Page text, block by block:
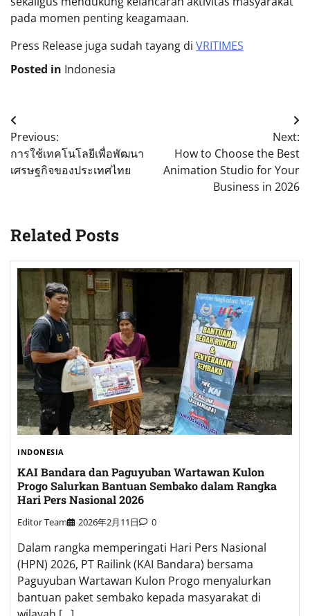
pada momen penting keagamaan.
Press Release juga sudah tayang di VRITIMES
Posted in Indonesia
Post
navigation
Previous:
การใช้เทคโนโลยีเพื่อพัฒนา
เศรษฐกิจของประเทศไทย
Next:
How to Choose the Best
Animation Studio for Your
Business in 2026
Related Posts
INDONESIA
KAI Bandara dan Paguyuban Wartawan Kulon
Progo Salurkan Bantuan Sembako dalam Rangka
Hari Pers Nasional 2026
Editor Team 2026年2月11日 0
Dalam rangka memperingati Hari Pers Nasional
(HPN) 2026, PT Railink (KAI Bandara) bersama
Paguyuban Wartawan Kulon Progo menyalurkan
bantuan paket sembako kepada masyarakat di